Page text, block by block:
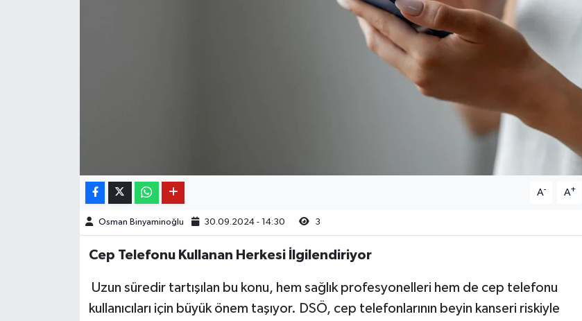
A- A+
Osman Binyaminoğlu 30.09.2024 - 14:30 3
Cep Telefonu Kullanan Herkesi İlgilendiriyor
Uzun süredir tartışılan bu konu, hem sağlık profesyonelleri hem de cep telefonu
kullanıcıları için büyük önem taşıyor. DSÖ, cep telefonlarının beyin kanseri riskiyle